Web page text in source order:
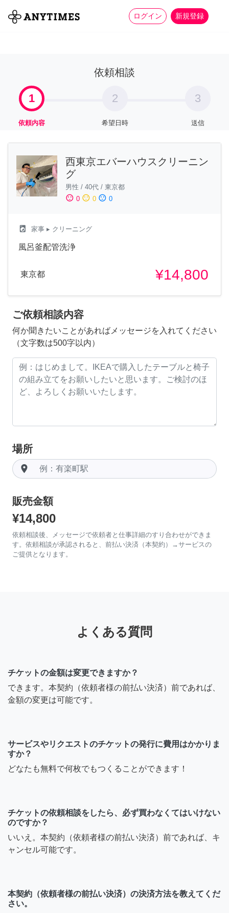
ログイン 新規登録
全て 家事 more_horiz
依頼相談
1
依頼内容
2
希望日時
3
送信
西東京エバーハウスクリーニン
グ
男性 / 40代 / 東京都
sentiment_satisfied 0 sentiment_neutral 0 sentiment_dissatisfied 0
local_laundry_service 家事 ▸ クリーニング
風呂釜配管洗浄
東京都 ¥14,800
ご依頼相談内容
何か聞きたいことがあればメッセージを入れてください
（文字数は500字以内）
場所
room
販売金額
¥14,800
依頼相談後、メッセージで依頼者と仕事詳細のすり合わせができま
す。依頼相談が承認されると、前払い決済（本契約）→サービスの
ご提供となります。
よくある質問
チケットの金額は変更できますか？
できます。本契約（依頼者様の前払い決済）前であれば、
金額の変更は可能です。
サービスやリクエストのチケットの発行に費用はかかりま
すか？
どなたも無料で何枚でもつくることができます！
チケットの依頼相談をしたら、必ず買わなくてはいけない
のですか？
いいえ。本契約（依頼者様の前払い決済）前であれば、キ
ャンセル可能です。
本契約（依頼者様の前払い決済）の決済方法を教えてくだ
さい。